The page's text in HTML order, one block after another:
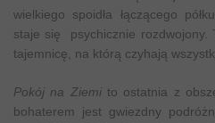
wielkiego spoidła łączącego
staje się psychicznie rozdwojony.
tajemnicę, na którą czyhają
Pokój na Ziemito ostatnia z
bohaterem jest gwiezdny